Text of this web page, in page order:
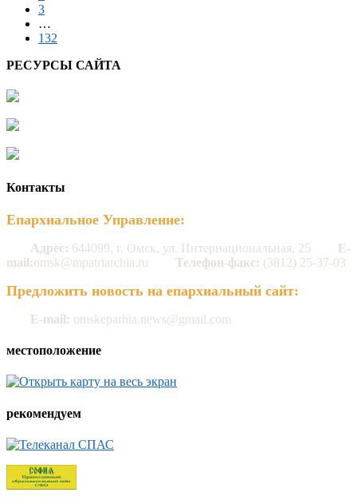
3
…
132
РЕСУРСЫ САЙТА
Контакты
Епархиальное Управление:
Адрес: 644099, г. Омск, ул. Интернациональная, 25
E-
mail:omsk@mpatriarchia.ru Телефон-факс: (3812) 25-37-03
Предложить новость на епархиальный сайт:
E-mail: omskeparhia.news@gmail.com
местоположение
рекомендуем